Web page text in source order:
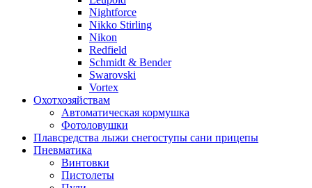
Nightforce
Nikko Stirling
Nikon
Redfield
Schmidt & Bender
Swarovski
Vortex
Охотхозяйствам
Автоматическая кормушка
Фотоловушки
Плавсредства лыжи снегоступы сани прицепы
Пневматика
Винтовки
Пистолеты